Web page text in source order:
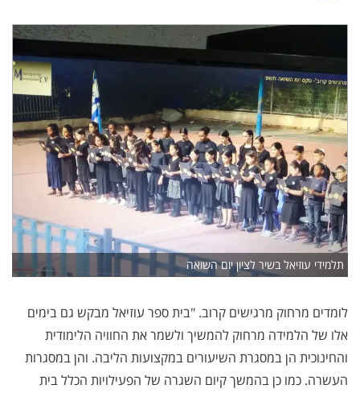
תלמידי עוזיאל בשיר לציון יום השואה
לומדים מרחוק מרגישים קרוב. "בית ספר עוזיאל מבקש גם בימים
אלו של הלמידה מרחוק להמשיך ולשמר את החוויה הלימודית
והחינוכית הן במסגרת השיעורים במקצועות הליבה. והן במסגרות
העשרה. כמו כן בהמשך קיום השגרה של הפעילויות הכלל בית